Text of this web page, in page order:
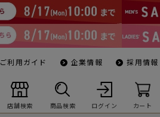
ご利用ガイド 企業情報 採用情報
店舗検索 商品検索 ログイン カート